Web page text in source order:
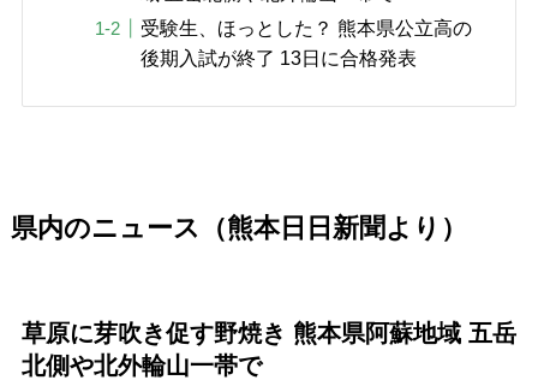
受験生、ほっとした？ 熊本県公立高の
後期入試が終了 13日に合格発表
県内のニュース（熊本日日新聞より）
草原に芽吹き促す野焼き 熊本県阿蘇地域 五岳
北側や北外輪山一帯で